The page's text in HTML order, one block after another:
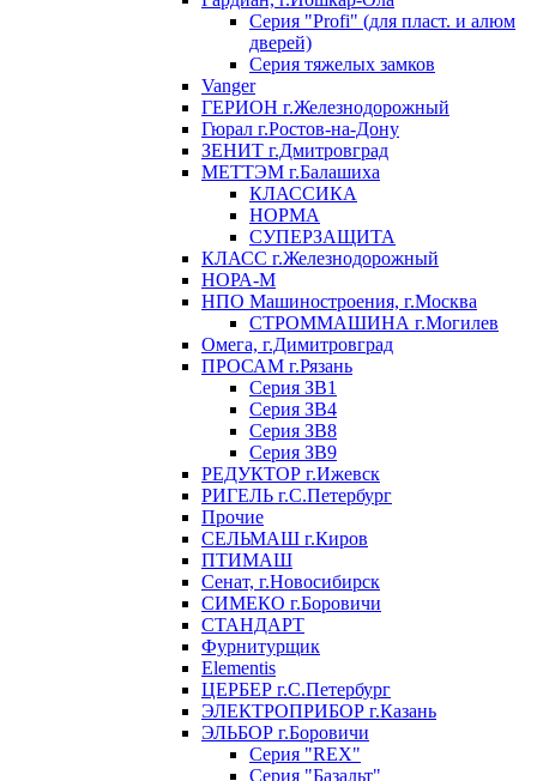
Серия "Profi" (для пласт. и алюм
дверей)
Серия тяжелых замков
Vanger
ГЕРИОН г.Железнодорожный
Гюрал г.Ростов-на-Дону
ЗЕНИТ г.Дмитровград
МЕТТЭМ г.Балашиха
КЛАССИКА
НОРМА
СУПЕРЗАЩИТА
КЛАСС г.Железнодорожный
НОРА-М
НПО Машиностроения, г.Москва
СТРОММАШИНА г.Могилев
Омега, г.Димитровград
ПРОСАМ г.Рязань
Серия ЗВ1
Серия ЗВ4
Серия ЗВ8
Серия ЗВ9
РЕДУКТОР г.Ижевск
РИГЕЛЬ г.С.Петербург
Прочие
СЕЛЬМАШ г.Киров
ПТИМАШ
Сенат, г.Новосибирск
СИМЕКО г.Боровичи
СТАНДАРТ
Фурнитурщик
Elementis
ЦЕРБЕР г.С.Петербург
ЭЛЕКТРОПРИБОР г.Казань
ЭЛЬБОР г.Боровичи
Серия "REX"
Серия "Базальт"